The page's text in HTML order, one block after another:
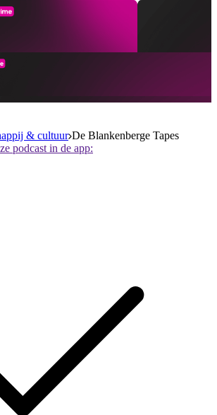
& cultuur De Blankenberge Tapes
podcast in de app: